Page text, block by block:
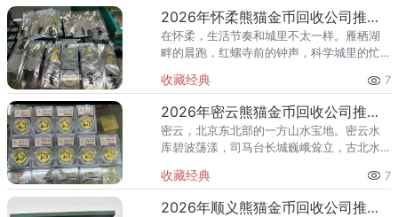
也在悄然壮大。熊猫金币，作为
2026年怀柔熊猫金币回收公司推荐 怀柔哪里回收熊猫金币
在怀柔，生活节奏和城里不太一样。雁栖湖
畔的晨跑，红螺寺前的钟声，科学城里的忙
值。熊猫金币作为兼具投资与收藏属性的热
门品种，在怀柔的藏家圈子里一
收藏经典 7
2026年密云熊猫金币回收公司推荐 密云回收熊猫金币正规渠道
密云，北京东北部的一方山水宝地。密云水
库碧波荡漾，司马台长城巍峨耸立，古北水
的土地上，越来越多的人开始关注钱币收
藏，熊猫金币凭借其国家法定货币
收藏经典 7
2026年顺义熊猫金币回收公司推荐 顺义回收熊猫金币渠道